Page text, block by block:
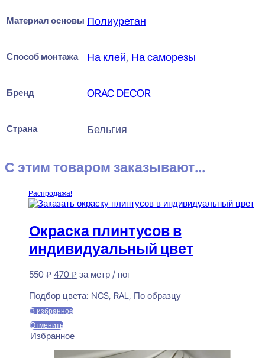
Материал основы Полиуретан
Способ монтажа На клей, На саморезы
Бренд ORAC DECOR
Страна Бельгия
С этим товаром заказывают...
Распродажа!
Окраска плинтусов в
индивидуальный цвет
550₽ Первоначальная
составляла
550 ₽.
470 ₽Текущая
470 ₽.
за метр / пог
Подбор цвета: NCS, RAL, По образцу
В избранное
Отменить
Избранное